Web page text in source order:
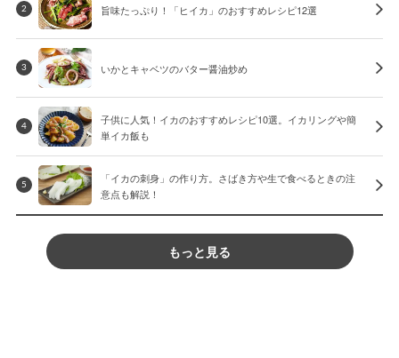
2 旨味たっぷり！「ヒイカ」のおすすめレシピ12選
3 いかとキャベツのバター醤油炒め
4
子供に人気！イカのおすすめレシピ10選。イカリングや簡
単イカ飯も
5
「イカの刺身」の作り方。さばき方や生で食べるときの注
意点も解説！
もっと見る